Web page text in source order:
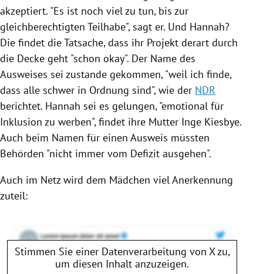
akzeptiert. "Es ist noch viel zu tun, bis zur
gleichberechtigten Teilhabe", sagt er. Und Hannah?
Die findet die Tatsache, dass ihr Projekt derart durch
die Decke geht "schon okay". Der Name des
Ausweises sei zustande gekommen, "weil ich finde,
dass alle schwer in Ordnung sind", wie der NDR
berichtet. Hannah sei es gelungen, "emotional für
Inklusion zu werben", findet ihre Mutter Inge Kiesbye.
Auch beim Namen für einen Ausweis müssten
Behörden "nicht immer vom Defizit ausgehen".
Auch im Netz wird dem Mädchen viel Anerkennung
zuteil:
Stimmen Sie einer Datenverarbeitung von Xzu,
um diesen Inhalt anzuzeigen.